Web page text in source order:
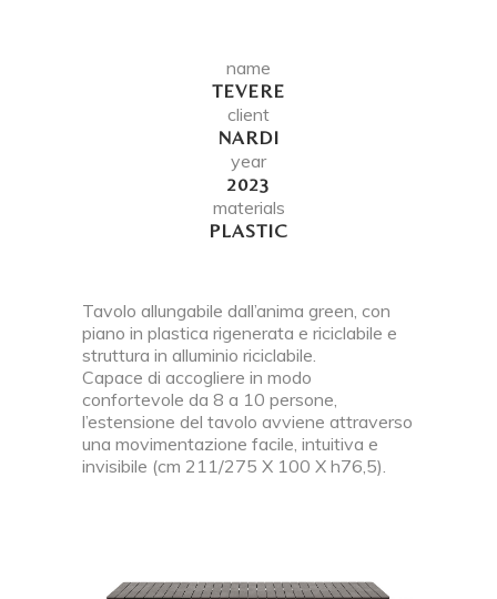
name
TEVERE
client
NARDI
year
2023
materials
PLASTIC
Tavolo allungabile dall’anima green, con
piano in plastica rigenerata e riciclabile e
struttura in alluminio riciclabile.
Capace di accogliere in modo
confortevole da 8 a 10 persone,
l’estensione del tavolo avviene attraverso
una movimentazione facile, intuitiva e
invisibile (cm 211/275 X 100 X h76,5).